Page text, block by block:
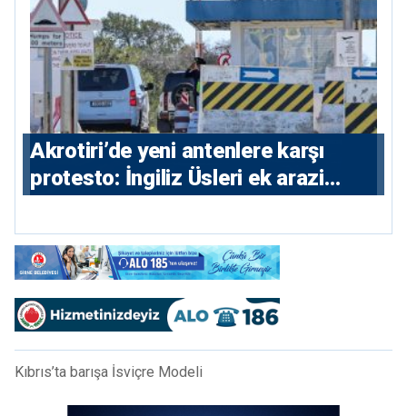
⁠Akrotiri’de yeni antenlere karşı
protesto: İngiliz Üsleri ek arazi
Kıbrıs’ta barışa İsviçre Modeli